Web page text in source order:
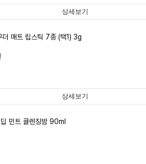
상세보기
더 매트 립스틱 7종 (택1) 3g
상세보기
민트 클렌징밤 90ml